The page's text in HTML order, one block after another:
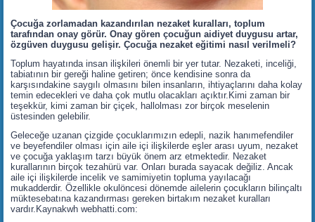
Çocuğazorlamadan kazandırılan nezaket kuralları, toplum
tarafından onay görür. Onay gören çocuğun aidiyet duygusu artar,
özgüven duygusu gelişir. Çocuğa nezaket eğitimi nasıl verilmeli?
Toplum hayatında insan ilişkileri önemli bir yer tutar. Nezaketi, inceliği,
tabiatının bir gereği haline getiren; önce kendisine sonra da
karşısındakine saygılı olmasını bilen insanların, ihtiyaçlarını daha kolay
temin edecekleri ve daha çok mutlu olacakları açıktır.Kimi zaman bir
teşekkür, kimi zaman bir çiçek, hallolması zor birçok meselenin
üstesinden gelebilir.
Geleceğe uzanan çizgide çocuklarımızın edepli, nazik hanımefendiler
ve beyefendiler olması için aile içi ilişkilerde eşler arası uyum, nezaket
ve çocuğa yaklaşım tarzı büyük önem arz etmektedir. Nezaket
kurallarının birçok tezahürü var. Onları burada sayacak değiliz. Ancak
aile içi ilişkilerde incelik ve samimiyetin topluma yayılacağı
mukadderdir. Özellikle okulöncesi dönemde ailelerin çocukların bilinçaltı
müktesebatına kazandırması gereken birtakım nezaket kuralları
vardır.Kaynakwh webhatti.com: